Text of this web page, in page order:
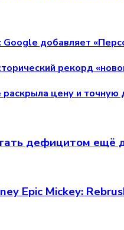
Google добавляет
рекорд
цену и
дефицитом ещё
Epic Mickey: